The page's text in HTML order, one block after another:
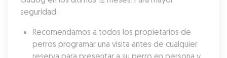
seguridad:
Recomendamos a todos los propietarios de
perros programar una visita antes de cualquier
reserva para presentar a su perro en persona y